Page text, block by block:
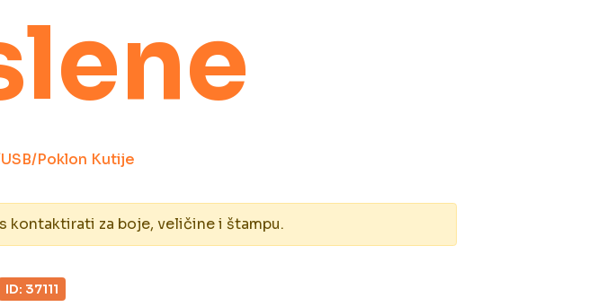
USB/Poklon Kutije
kontaktirati za boje, veličine i štampu.
ID: 37111